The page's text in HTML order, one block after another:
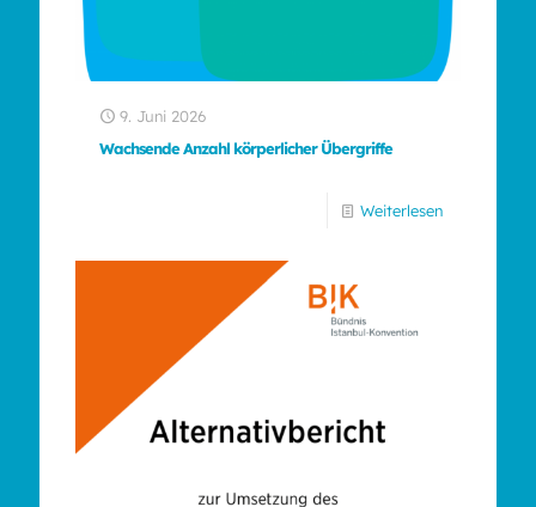
9. Juni 2026
Wachsende Anzahl körperlicher Übergriffe
Weiterlesen